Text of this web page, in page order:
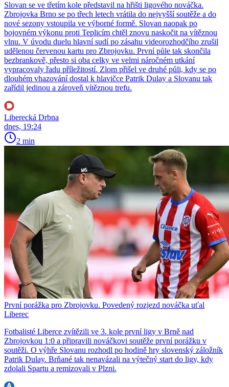
Slovan se ve třetím kole představil na hřišti ligového nováčka.
Zbrojovka Brno se po třech letech vrátila do nejvyšší soutěže a do
nové sezony vstoupila ve výborné formě. Slovan naopak po
bojovném výkonu proti Teplicím chtěl znovu naskočit na vítěznou
vlnu. V úvodu duelu hlavní sudí po zásahu videorozhodčího zrušil
udělenou červenou kartu pro Zbrojovku. První půle tak skončila
bezbrankově, přesto si oba celky ve velmi náročném utkání
vypracovaly řadu příležitostí. Zlom přišel ve druhé půli, kdy se po
dlouhém vhazování dostal k hlavičce Patrik Dulay a Slovanu tak
zařídil jedinou a zároveň vítěznou trefu.
Liberecká Drbna
dnes, 19:24
2 min
První porážka pro Zbrojovku. Povedený rozjezd nováčka uťal
Liberec
Fotbalisté Liberce zvítězili ve 3. kole první ligy v Brně nad
Zbrojovkou 1:0 a připravili nováčkovi soutěže první porážku v
soutěži. O výhře Slovanu rozhodl po hodině hry slovenský záložník
Patrik Dulay. Brňané tak nenavázali na výtečný start do ligy, kdy
zdolali Spartu a remizovali v Plzni.